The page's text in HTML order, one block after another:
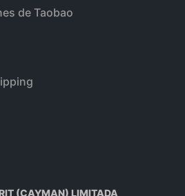
de Taobao
(CAYMAN) LIMITADA